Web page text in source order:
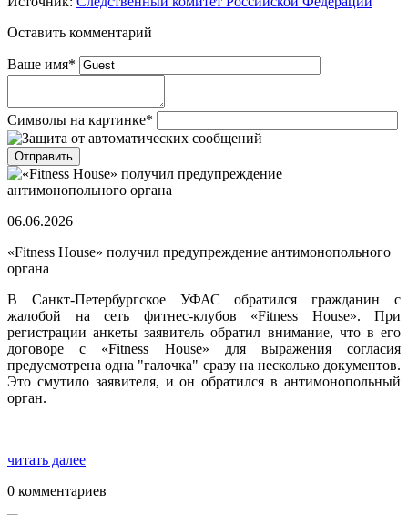
Оставить комментарий
Ваше имя*
Символы на картинке*
06.06.2026
«Fitness House» получил предупреждение антимонопольного
органа
В Санкт-Петербургское УФАС обратился гражданин с
жалобой на сеть фитнес-клубов «Fitness House». При
регистрации анкеты заявитель обратил внимание, что в его
договоре с «Fitness House» для выражения согласия
предусмотрена одна "галочка" сразу на несколько документов.
Это смутило заявителя, и он обратился в антимонопольный
орган.
читать далее
0 комментариев